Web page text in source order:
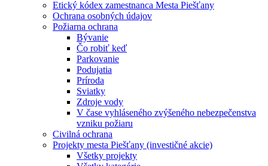
Etický kódex zamestnanca Mesta Piešťany
Ochrana osobných údajov
Požiarna ochrana
Bývanie
Čo robiť keď
Parkovanie
Podujatia
Príroda
Sviatky
Zdroje vody
V čase vyhláseného zvýšeného nebezpečenstva
vzniku požiaru
Civilná ochrana
Projekty mesta Piešťany (investičné akcie)
Všetky projekty